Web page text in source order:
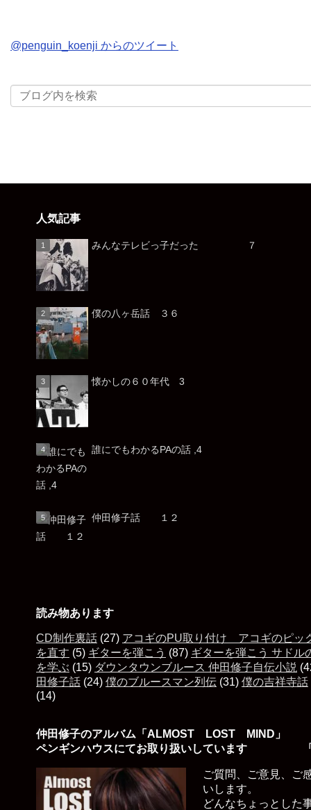
@penguin_koenji からのツイート
人気記事
みんなテレビっ子だった ７
僕の八ヶ岳話 ３６
懐かしの６０年代 3
誰にでもわかるPAの話 ,4
仲田修子話 １２
読み物あります
CD制作裏話 (27) アコギのPU取り付け アコギのピッ
を直す (5) ギターを弾こう (87) ギターを弾こう サドル
を学ぶ (15) ダウンタウンブルース 仲田修子自伝小説
田修子話 (24) 僕のブルースマン列伝 (31) 僕の吉祥寺話
(14)
仲田修子のアルバム「ALMOST LOST MIND」
ペンギンハウスにてお取り扱いしています 「
ご質問、ご意見、ご
いします。
どんなちょっとした